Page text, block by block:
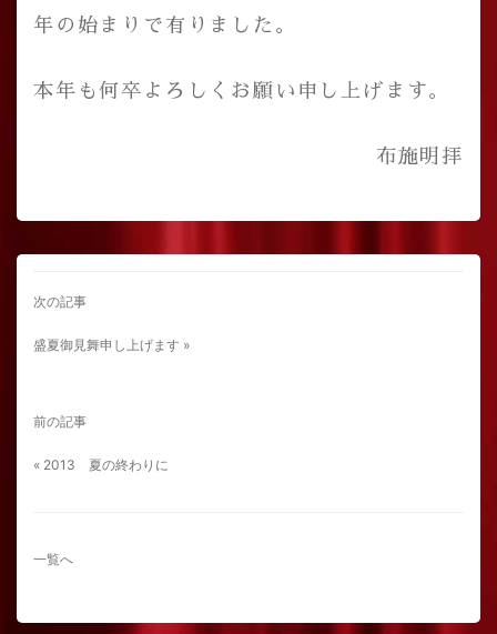
年の始まりで有りました。
本年も何卒よろしくお願い申し上げます。
布施明拝
前の記事
« 2013 夏の終わりに
一覧へ
次の記事
盛夏御見舞申し上げます »